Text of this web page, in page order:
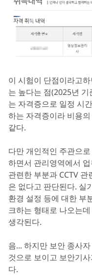
이 시험이 단점이라고
는 높다는 점(2025년
는 자격증으로 일정 시
하는 자격증이라 비용
같다.
다만 개인적인 주관으
하면서 관리영역에서
관련한 부분과 CCTV
은 없다고 판단된다. 실
환경 설정 등에 대한 부
크하는 형태로 나오는
생각된다.
음... 하지만 보안 종사
것으로 보이고 보안기
다.